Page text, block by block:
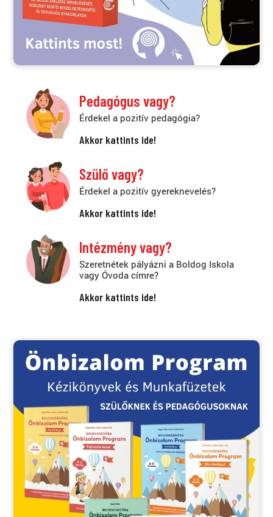
Pedagógus vagy?
Érdekel a pozitív pedagógia?
Akkor kattints ide!
Szülő vagy?
Érdekel a pozitív gyereknevelés?
Akkor kattints ide!
Intézmény vagy?
Szeretnétek pályázni a Boldog Iskola
vagy Óvoda címre?
Akkor kattints ide!